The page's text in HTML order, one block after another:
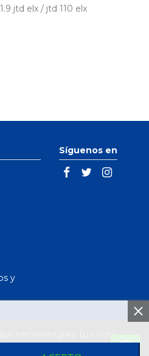
jtd elx / jtd 110 elx
y
Síguenos en
necesites para tu coche
que necesitas